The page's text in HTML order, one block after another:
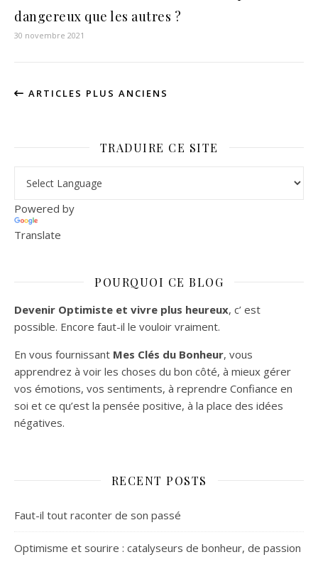
dangereux que les autres ?
30 novembre 2021
ARTICLES PLUS ANCIENS
TRADUIRE CE SITE
Powered by
Translate
POURQUOI CE BLOG
Devenir Optimiste et vivre plus heureux, c’ est
possible. Encore faut-il le vouloir vraiment.
En vous fournissant Mes Clés du Bonheur, vous
apprendrez à voir les choses du bon côté, à mieux gérer
vos émotions, vos sentiments, à reprendre Confiance en
soi et ce qu’est la pensée positive, à la place des idées
négatives.
RECENT POSTS
Faut-il tout raconter de son passé
Optimisme et sourire : catalyseurs de bonheur, de passion